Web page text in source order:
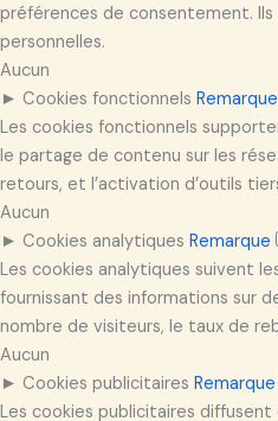
préférences de consentement.
personnelles.
Aucun
► Cookies fonctionnels Remarque
Les cookies fonctionnels
le partage de contenu sur les
retours, et l’activation d’outils
Aucun
► Cookies analytiques Remarque
Les cookies analytiques suivent
fournissant des informations sur
nombre de visiteurs, le taux de
Aucun
► Cookies publicitaires Remarque
Les cookies publicitaires diffusent